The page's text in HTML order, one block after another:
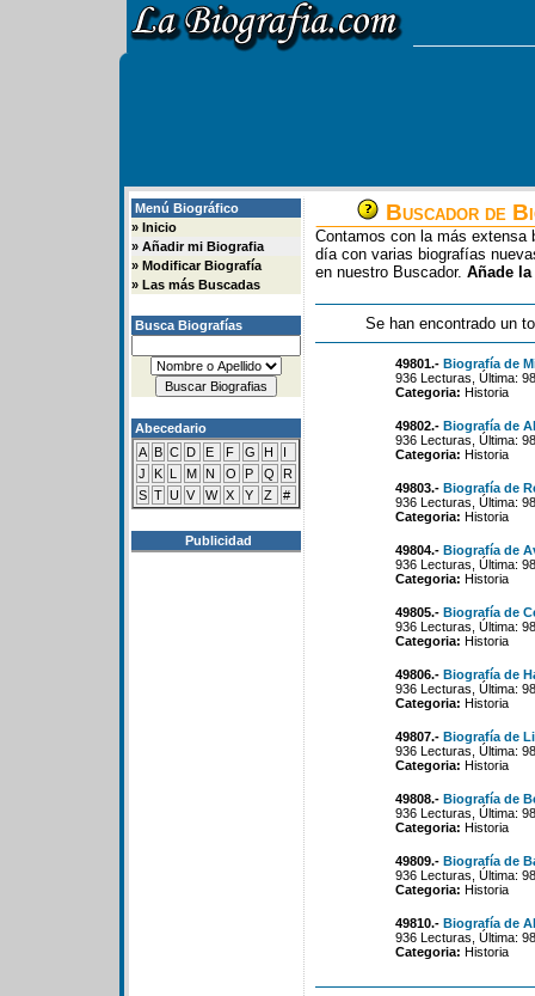
Menú Biográfico
» Inicio
» Añadir mi Biografia
» Modificar Biografía
» Las más Buscadas
Busca Biografías
Abecedario
A B C D E F G H
I
J
K L M N O P Q
R
S T U V W X Y Z #
Publicidad
Buscador de
Contamos con la más extensa
día con varias biografías
en nuestro Buscador. Añade
Se han encontrado un
49801.- Biografía de
936 Lecturas, Última:
Categoria: Historia
49802.- Biografía de
936 Lecturas, Última:
Categoria: Historia
49803.- Biografía de
936 Lecturas, Última:
Categoria: Historia
49804.- Biografía de
936 Lecturas, Última:
Categoria: Historia
49805.- Biografía de
936 Lecturas, Última:
Categoria: Historia
49806.- Biografía de
936 Lecturas, Última:
Categoria: Historia
49807.- Biografía de
936 Lecturas, Última:
Categoria: Historia
49808.- Biografía de
936 Lecturas, Última:
Categoria: Historia
49809.- Biografía de
936 Lecturas, Última:
Categoria: Historia
49810.- Biografía de
936 Lecturas, Última:
Categoria: Historia